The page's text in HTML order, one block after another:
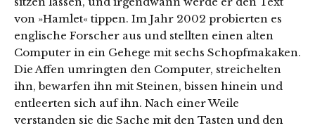
von »Hamlet« tippen. Im Jahr 2002 probierten es
englische Forscher aus und stellten einen alten
Computer in ein Gehege mit sechs Schopfmakaken.
Die Affen umringten den Computer, streichelten
ihn, bewarfen ihn mit Steinen, bissen hinein und
entleerten sich auf ihn. Nach einer Weile
verstanden sie die Sache mit den Tasten und den